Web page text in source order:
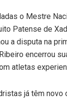
o Mestre
Patense de
a disputa na
encerrou
atletas
já têm novo